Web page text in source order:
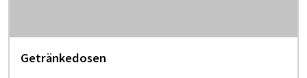
Getränkedosen